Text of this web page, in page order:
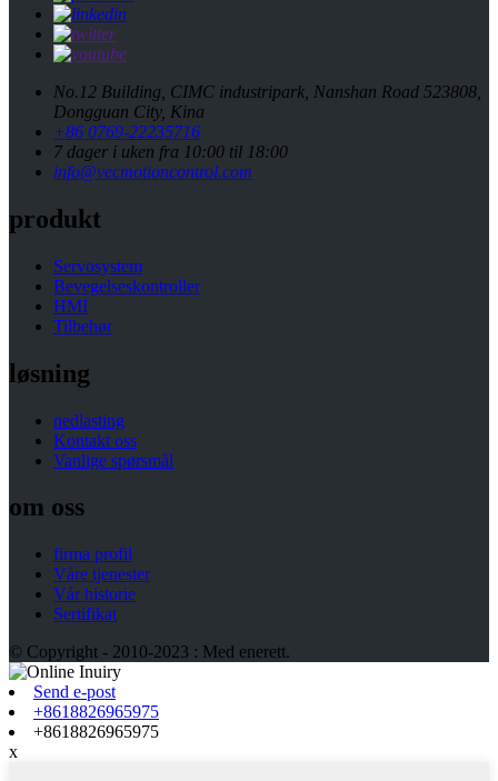
No.12 Building, CIMC industripark, Nanshan Road 523808,
Dongguan City, Kina
+86 0769-22235716
7 dager i uken fra 10:00 til 18:00
info@vecmotioncontrol.com
produkt
Servosystem
Bevegelseskontroller
HMI
Tilbehør
løsning
nedlasting
Kontakt oss
Vanlige spørsmål
om oss
firma profil
Våre tjenester
Vår historie
Sertifikat
© Copyright - 2010-2023 : Med enerett.
Send e-post
+8618826965975
+8618826965975
x